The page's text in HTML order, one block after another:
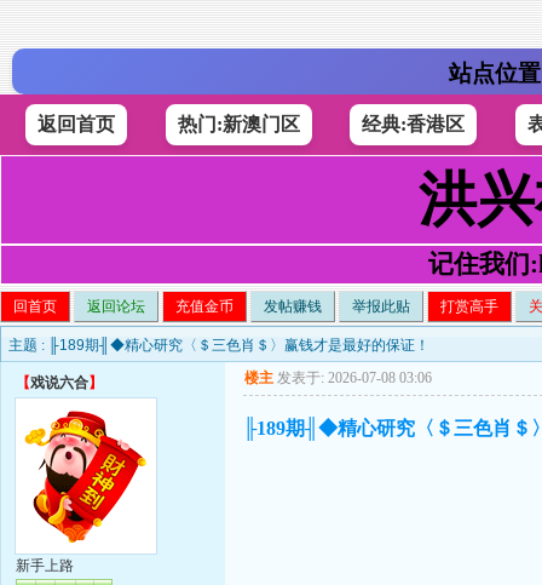
站点位
返回首页 热门:新澳门区 经典:香港区
洪
记住我们
回首页 返回论坛 充值金币 发帖赚钱 举报此贴 打赏高手
主题 : ╟189期╢◆精心研究〈＄三色肖＄〉赢钱才是最好的保证！
【戏说六合】
新手上路
楼主 发表于: 2026-07-08 03:06
╟189期╢◆精心研究〈＄三色肖＄